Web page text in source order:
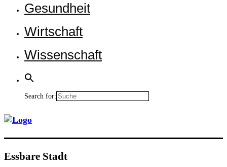
Gesund­heit
Wirt­schaft
Wis­sen­schaft
Search for:
Ess­ba­re Stadt